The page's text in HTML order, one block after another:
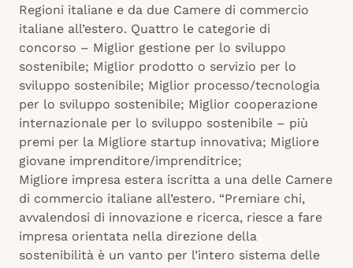
Regioni italiane e da due Camere di commercio
italiane all’estero. Quattro le categorie di
concorso – Miglior gestione per lo sviluppo
sostenibile; Miglior prodotto o servizio per lo
sviluppo sostenibile; Miglior processo/tecnologia
per lo sviluppo sostenibile; Miglior cooperazione
internazionale per lo sviluppo sostenibile – più
premi per la Migliore startup innovativa; Migliore
giovane imprenditore/imprenditrice;
Migliore impresa estera iscritta a una delle Camere
di commercio italiane all’estero. “Premiare chi,
avvalendosi di innovazione e ricerca, riesce a fare
impresa orientata nella direzione della
sostenibilità è un vanto per l’intero sistema delle